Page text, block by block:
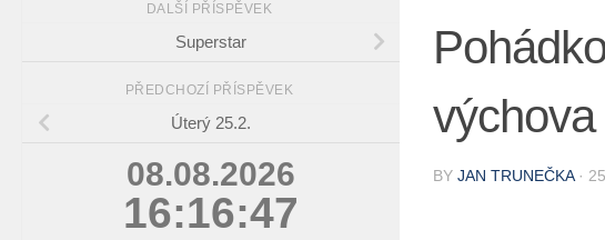
výchova
BY JAN TRUNEČKA ·
DALŠÍ PŘÍSPĚVEK
Superstar
PŘEDCHOZÍ PŘÍSPĚVEK
Úterý 25.2.
08.08.2026
16:16:48